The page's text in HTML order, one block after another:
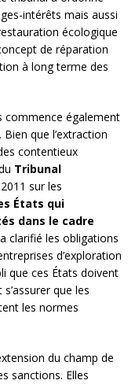
intérêts mais aussi
écologique
de réparation
à long terme des
commence également
que l’extraction
contentieux
Tribunal
sur les
États qui
dans le cadre
a clarifié les obligations
d’exploration
que ces États doivent
que les
les normes
du champ de
sanctions. Elles